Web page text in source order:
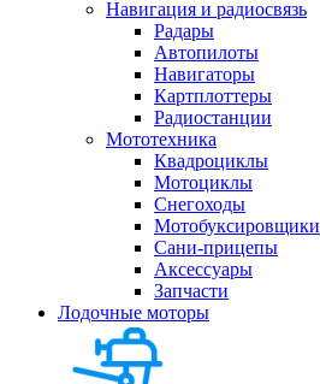
Навигация и радиосвязь
Радары
Автопилоты
Навигаторы
Картплоттеры
Радиостанции
Мототехника
Квадроциклы
Мотоциклы
Снегоходы
Мотобуксировщики
Сани-прицепы
Аксессуары
Запчасти
Лодочные моторы